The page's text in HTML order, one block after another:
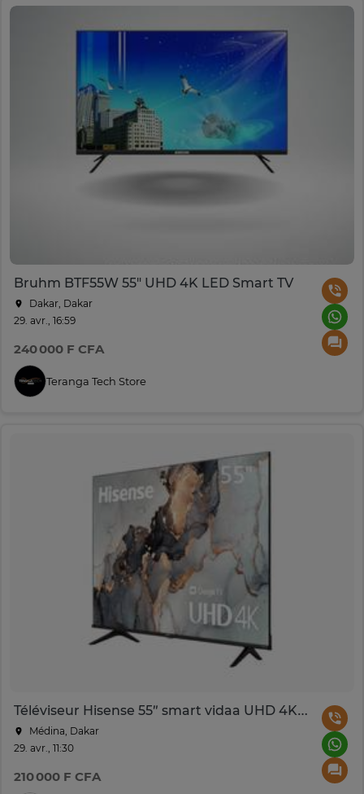
Bruhm BTF55W 55" UHD 4K LED Smart TV
Dakar, Dakar
29. avr., 16:59
240 000 F CFA
Teranga Tech Store
Téléviseur Hisense 55″ smart vidaa UHD 4K 55A6N
Médina, Dakar
29. avr., 11:30
210 000 F CFA